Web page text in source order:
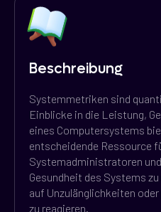
Beschreibung
Systemmetriken sind
Einblicke in die Leistung,
eines Computersystems
entscheidende Ressource
Systemadministratoren
Gesundheit des Systems
auf Unzulänglichkeiten
zu reagieren.